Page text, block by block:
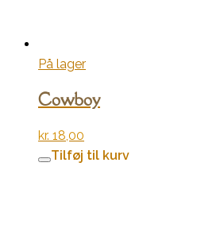
På lager
Cowboy
kr. 18,00
Tilføj til kurv